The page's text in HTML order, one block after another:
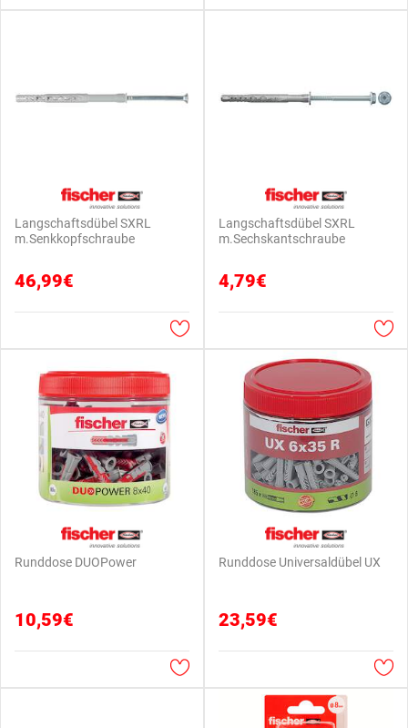
Langschaftsdübel SXRL
m.Senkkopfschraube
46,99€
Langschaftsdübel SXRL
m.Sechskantschraube
4,79€
Runddose DUOPower
10,59€
Runddose Universaldübel UX
23,59€